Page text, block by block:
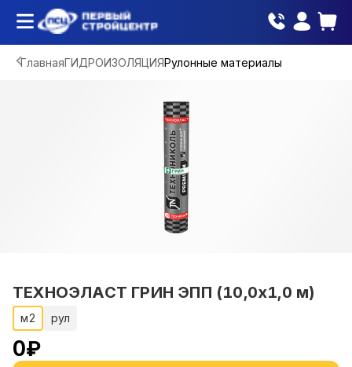
ГлавнаяГИДРОИЗОЛЯЦИЯРулонные материалы
ТЕХНОЭЛАСТ ГРИН ЭПП (10,0х1,0 м)
м2 рул
0₽